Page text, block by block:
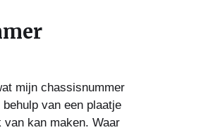
mijn chassisnummer
van een plaatje
van kan maken. Waar